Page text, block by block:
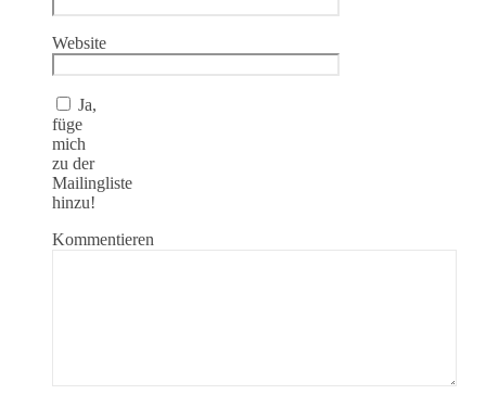
Website
Ja,
füge
mich
zu der
Mailingliste
hinzu!
Kommentieren